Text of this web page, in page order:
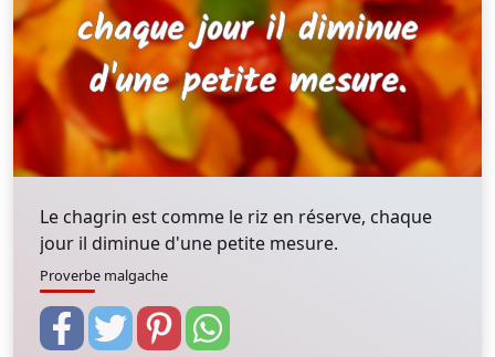
Le chagrin est comme le riz en réserve, chaque
jour il diminue d'une petite mesure.
Proverbe malgache